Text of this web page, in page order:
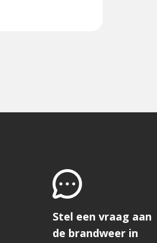
Stel een vraag aan
de brandweer in